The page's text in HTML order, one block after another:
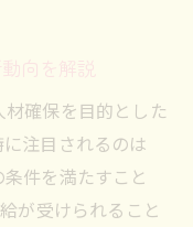
府の給付金活
補助金の使い方
践力を強化する
向を解説
確保を目的とした
注目されるのは
件を満たすこと
が受けられること